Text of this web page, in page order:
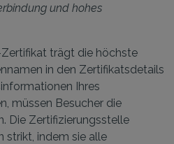
und hohes
trägt die höchste
in den Zertifikatsdetails
Ihres
müssen Besucher die
Die Zertifizierungsstelle
strikt, indem sie alle